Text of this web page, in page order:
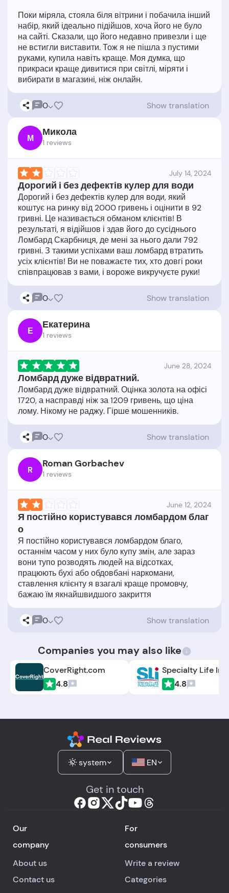
Поки міряла, стояла біля вітрини і побачила інший
набір, який ідеально підійшов, хоча його не було
на сайті. Сказали, що його недавно привезли і ще
не встигли виставити. Тож я не пішла з пустими
руками, купила навіть краще. Моя думка, що
прикраси краще дивитися при світлі, міряти і
0 Show translation
М Микола
1 reviews
July 14, 2024
Дорогий і без дефектів кулер для води
Дорогий і без дефектів кулер для води, який
коштує на ринку від 2000 гривень і оцінити в 92
гривні. Це називається обманом клієнтів! В
результаті, я відійшов і здав його до сусіднього
Ломбард Скарбниця, де мені за нього дали 792
гривні. З такими успіхами ваш ломбард втратить
усіх клієнтів! Ви не поважаєте тих, хто довгі роки
0 Show translation
Е Екатерина
1 reviews
June 28, 2024
Ломбард дуже відвратний.
Ломбард дуже відвратний. Оцінка золота на офісі
1720, а насправді ніж за 1209 гривень, що ціна
0 Show translation
R Roman Gorbachev
1 reviews
June 12, 2024
Я постійно користувався ломбардом благ
о
Я постійно користувався ломбардом благо,
останнім часом у них було купу змін, але зараз
вони тупо розводять людей на відсотках,
працюють бухі або обдовбані наркомани,
ставлення клієнту я взагалі краще промовчу,
0 Show translation
Companies you may also like
CoverRight.com
4.8
4.8
system EN
Get in touch
Our
company
About us
Contact us
For
consumers
Write a review
Categories